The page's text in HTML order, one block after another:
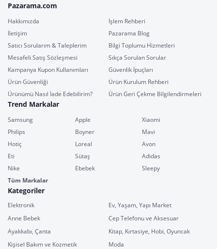
Pazarama.com
Hakkımızda
İşlem Rehberi
İletişim
Pazarama Blog
Satıcı Sorularım & Taleplerim
Bilgi Toplumu Hizmetleri
Mesafeli Satış Sözleşmesi
Sıkça Sorulan Sorular
Kampanya Kupon Kullanımları
Güvenlik İpuçları
Ürün Güvenliği
Ürün Kurulum Rehberi
Ürünümü Nasıl İade Edebilirim?
Ürün Geri Çekme Bilgilendirmeleri
Trend Markalar
Samsung Apple
Xiaomi
Philips
Boyner
Mavi
Hotiç
Loreal
Avon
Eti
Sütaş
Adidas
Nike
Ebebek
Sleepy
Tüm Markalar
Kategoriler
Elektronik
Ev, Yaşam, Yapı Market
Anne Bebek
Cep Telefonu ve Aksesuar
Ayakkabı, Çanta
Kitap, Kırtasiye, Hobi, Oyuncak
Kişisel Bakım ve Kozmetik
Moda